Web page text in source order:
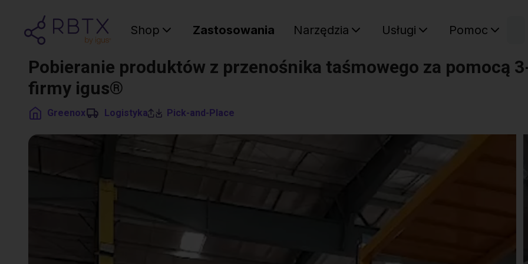
Shop Zastosowania Narzędzia Usługi Pomoc
Pobieranie produktów z przenośnika taśmowego za pomocą
firmy igus®
Greenox Logistyka Pick-and-Place